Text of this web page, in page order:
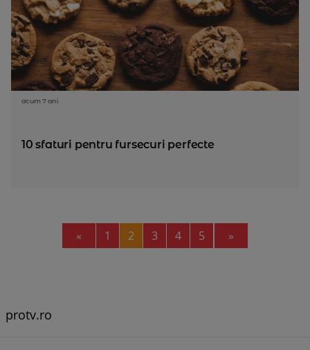
acum 7 ani
10 sfaturi pentru fursecuri perfecte
« Previous
1 2 3 4 5 »
protv.ro